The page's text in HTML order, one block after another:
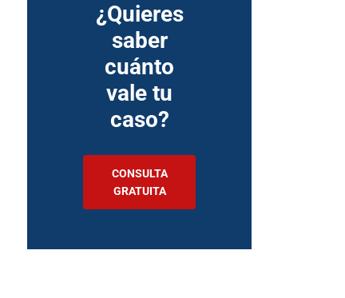
¿Quieres
saber
cuánto
vale tu
caso?
CONSULTA
GRATUITA